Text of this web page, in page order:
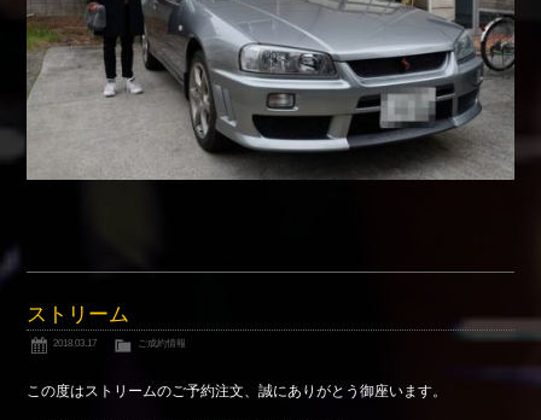
ストリーム
2018.03.17 ご成約情報
この度はストリームのご予約注文、誠にありがとう御座います。